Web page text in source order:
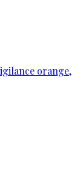
orange,